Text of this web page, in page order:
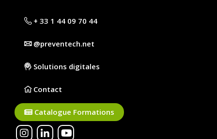
+ 33 1 44 09 70 44
@preventech.net
Solutions digitales
Contact
Catalogue Formations